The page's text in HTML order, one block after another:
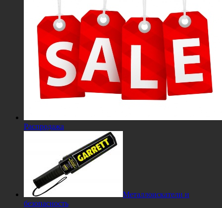
Распродажа
Металлоискатели и
безопасность